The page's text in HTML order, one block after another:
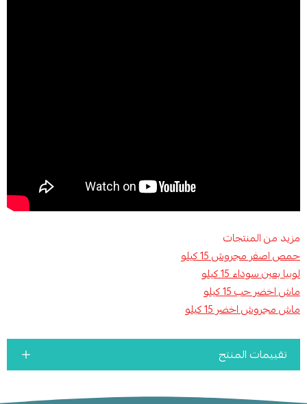
مزيد من المنتجات
حمص اصفر مجروش 15 كيلو
لوبيا بعين سوداء 15 كيلو
ماش اخضر حب 15 كيلو
ماش مجروش اخضر 15 كيلو
تقييمات المنتج